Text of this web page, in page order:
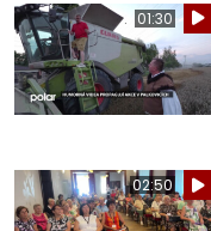
01:30
02:50